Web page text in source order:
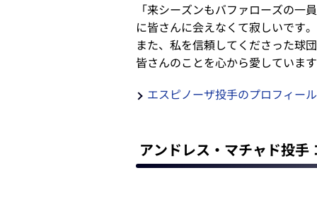
「来シーズンもバファローズの
に皆さんに会えなくて寂しいです。
また、私を信頼してくださった球
皆さんのことを心から愛していま
エスピノーザ投手のプロフィー
アンドレス・マチャド投手